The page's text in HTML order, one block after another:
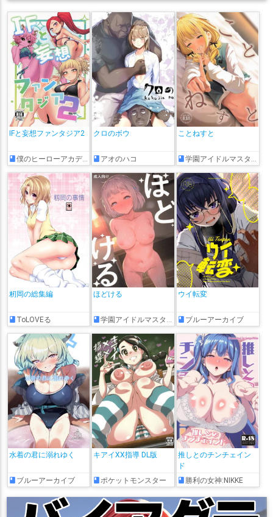
IFと妄想ファンタジア2
僕のヒーローアカデミア
クロのボウ
アオのハコ
ことねすと
学園アイドルマスター
籾岡の総集編
ToLOVEる
ほどける
学園アイドルマスター
ウイ転変
ブルーアーカイブ
水着の君に溺れゆく
ブルーアーカイブ
キアイXX指導 DL版
ポケットモンスター
推しとのチンチェイン
ド
勝利の女神:NIKKE